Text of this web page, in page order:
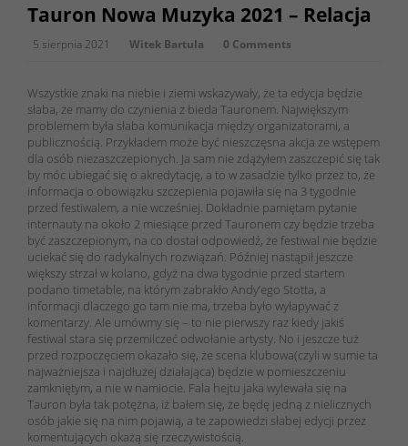
Tauron Nowa Muzyka 2021 – Relacja
5 sierpnia 2021 Witek Bartula 0 Comments
Wszystkie znaki na niebie i ziemi wskazywały, że ta edycja będzie
słaba, że mamy do czynienia z bieda Tauronem. Największym
problemem była słaba komunikacja między organizatorami, a
publicznością. Przykładem może być nieszczęsna akcja ze wstępem
dla osób niezaszczepionych. Ja sam nie zdążyłem zaszczepić się tak
by móc ubiegać się o akredytację, a to w zasadzie tylko przez to, że
informacja o obowiązku szczepienia pojawiła się na 3 tygodnie
przed festiwalem, a nie wcześniej. Dokładnie pamiętam pytanie
internauty na około 2 miesiące przed Tauronem czy będzie trzeba
być zaszczepionym, na co dostał odpowiedź, że festiwal nie będzie
uciekać się do radykalnych rozwiązań. Później nastąpił jeszcze
większy strzał w kolano, gdyż na dwa tygodnie przed startem
podano timetable, na którym zabrakło Andy’ego Stotta, a
informacji dlaczego go tam nie ma, trzeba było wyłapywać z
komentarzy. Ale umówmy się – to nie pierwszy raz kiedy jakiś
festiwal stara się przemilczeć odwołanie artysty. No i jeszcze tuż
przed rozpoczęciem okazało się, że scena klubowa(czyli w sumie ta
najważniejsza i najdłużej działająca) będzie w pomieszczeniu
zamkniętym, a nie w namiocie. Fala hejtu jaka wylewała się na
Tauron była tak potężna, iż bałem się, że będę jedną z nielicznych
osób jakie się na nim pojawią, a te zapowiedzi słabej edycji przez
komentujących okażą się rzeczywistością.